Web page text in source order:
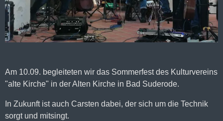
Am 10.09. begleiteten wir das Sommerfest des Kulturvereins
"alte Kirche" in der Alten Kirche in Bad Suderode.
In Zukunft ist auch Carsten dabei, der sich um die Technik
sorgt und mitsingt.